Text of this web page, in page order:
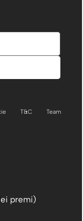
T&C
Team
premi)